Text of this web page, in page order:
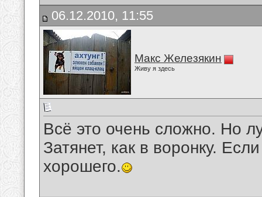
06.12.2010, 11:55
Макс Железякин
Живу я здесь
Всё это очень сложно. Но
Затянет, как в воронку.
хорошего.